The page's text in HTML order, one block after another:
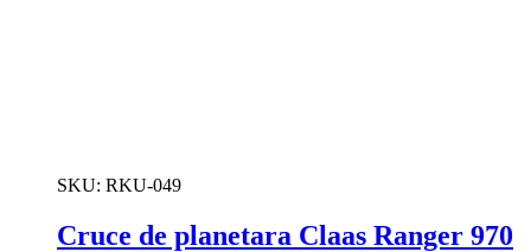
SKU: RKU-049
Cruce de planetara Claas Ranger 970